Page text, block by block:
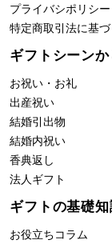
プライバシポリシー
特定商取引法に基
ギフトシーン
お祝い・お礼
出産祝い
結婚引出物
結婚内祝い
香典返し
法人ギフト
ギフトの基礎知
お役立ちコラム